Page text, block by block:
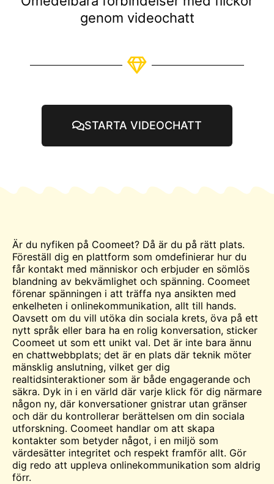
genom videochatt
STARTA VIDEOCHATT
Är du nyfiken på Coomeet? Då är du på rätt plats.
Föreställ dig en plattform som omdefinierar hur du
får kontakt med människor och erbjuder en sömlös
blandning av bekvämlighet och spänning. Coomeet
förenar spänningen i att träffa nya ansikten med
enkelheten i onlinekommunikation, allt till hands.
Oavsett om du vill utöka din sociala krets, öva på ett
nytt språk eller bara ha en rolig konversation, sticker
Coomeet ut som ett unikt val. Det är inte bara ännu
en chattwebbplats; det är en plats där teknik möter
mänsklig anslutning, vilket ger dig
realtidsinteraktioner som är både engagerande och
säkra. Dyk in i en värld där varje klick för dig närmare
någon ny, där konversationer gnistrar utan gränser
och där du kontrollerar berättelsen om din sociala
utforskning. Coomeet handlar om att skapa
kontakter som betyder något, i en miljö som
värdesätter integritet och respekt framför allt. Gör
dig redo att uppleva onlinekommunikation som aldrig
förr.